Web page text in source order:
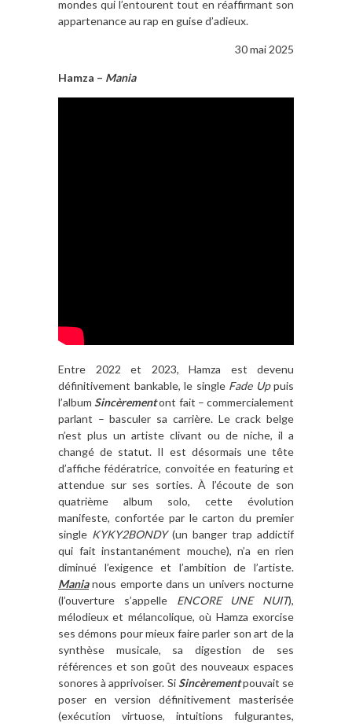
mondes qui l’entourent tout en réaffirmant son
appartenance au rap en guise d’adieux.
30 mai 2025
Hamza – Mania
Entre 2022 et 2023, Hamza est devenu
définitivement bankable, le single Fade Uppuis
l’albumSincèrementont fait – commercialement
parlant – basculer sa carrière. Le crack belge
n’est plus un artiste clivant ou de niche, il a
changé de statut. Il est désormais une tête
d’affiche fédératrice, convoitée en featuring et
attendue sur ses sorties. À l’écoute de son
quatrième album solo, cette évolution
manifeste, confortée par le carton du premier
single KYKY2BONDY(un banger trap addictif
qui fait instantanément mouche), n’a en rien
diminué l’exigence et l’ambition de l’artiste.
Manianous emporte dans un univers nocturne
(l’ouverture s’appelle ENCORE UNE NUIT),
mélodieux et mélancolique, où Hamza exorcise
ses démons pour mieux faire parler son art de la
synthèse musicale, sa digestion de ses
références et son goût des nouveaux espaces
sonores à apprivoiser. SiSincèrementpouvait se
poser en version définitivement masterisée
(exécution virtuose, intuitions fulgurantes,